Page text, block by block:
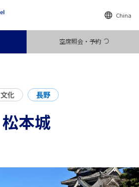
China
空席照会・予約
文化 長野
松本城